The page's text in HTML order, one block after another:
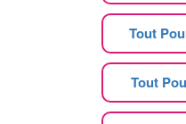
Tout
Tout